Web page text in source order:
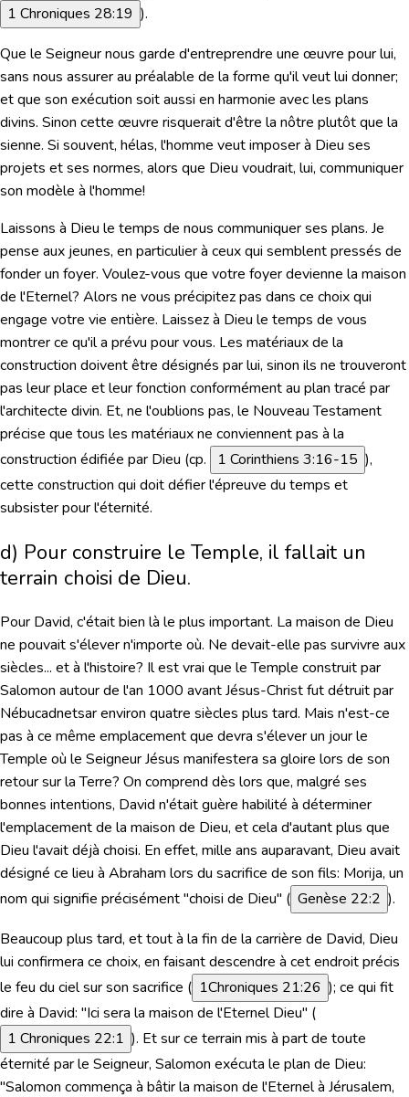
1 Chroniques 28:19 ).
Que le Seigneur nous garde d'entreprendre une œuvre pour lui,
sans nous assurer au préalable de la forme qu'il veut lui donner;
etque son exécution soit aussi en harmonie avec les plans
divins. Sinon cette œuvre risquerait d'être la nôtre plutôt que la
sienne. Si souvent, hélas, l'homme veut imposer à Dieu ses
projets et ses normes, alors que Dieu voudrait, lui, communiquer
son modèle à l'homme!
Laissons à Dieu le temps de nous communiquer ses plans. Je
pense aux jeunes, en particulier à ceux qui semblent pressés de
fonder un foyer. Voulez-vous que votre foyer devienne la maison
de l'Eternel? Alors ne vous précipitez pas dans ce choix qui
engage votre vie entière. Laissez à Dieu le temps de vous
montrer ce qu'il a prévu pour vous. Les matériaux de la
construction doivent être désignés par lui, sinon ils ne trouveront
pas leur place et leur fonction conformément au plan tracé par
l'architecte divin. Et, ne l'oublions pas, le Nouveau Testament
précise que tous les matériaux ne conviennent pas à la
construction édifiée par Dieu (cp.
1 Corinthiens 3:16-15 ),
cette construction qui doit défier l'épreuve du temps et
subsister pour l'éternité.
d) Pour construire le Temple, il fallait un
terrain choisi de Dieu.
Pour David, c'était bien là le plus important. La maison de Dieu
ne pouvait s'élever n'importe où. Ne devait-elle pas survivre aux
siècles... et à l'histoire? Il est vrai que le Temple construit par
Salomon autour de l'an 1000 avant Jésus-Christ fut détruit par
Nébucadnetsar environ quatre siècles plus tard. Mais n'est-ce
pas à ce même emplacement que devra s'élever un jour le
Temple où le Seigneur Jésus manifestera sa gloire lors de son
retour sur la Terre? On comprend dès lors que, malgré ses
bonnes intentions, David n'était guère habilité à déterminer
l'emplacement de la maison de Dieu, et cela d'autant plus que
Dieu l'avait déjà choisi. En effet, mille ans auparavant, Dieu avait
désigné ce lieu à Abraham lors du sacrifice de son fils: Morija, un
nom qui signifie précisément "choisi de Dieu" ( Genèse 22:2 ).
Beaucoup plus tard, et tout à la fin de la carrière de David, Dieu
lui confirmera ce choix, en faisant descendre à cet endroit précis
le feu du ciel sur son sacrifice ( 1Chroniques 21:26 ); ce qui fit
dire à David: "Ici sera la maison de l'Eternel Dieu" (
1 Chroniques 22:1 ). Et sur ce terrain mis à part de toute
éternité par le Seigneur, Salomon exécuta le plan de Dieu:
"Salomon commença à bâtir la maison de l'Eternel à Jérusalem,